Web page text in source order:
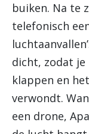
buiken. Na te
telefonisch
dicht, zodat
klappen en
verwondt.
een drone,